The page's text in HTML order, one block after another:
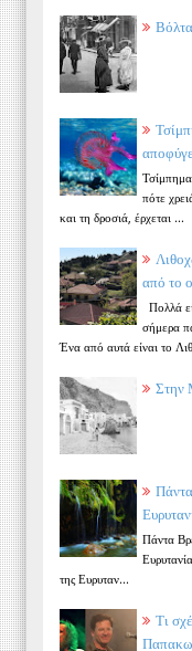
πότε
και τη δροσιά, έρχεται ...
από το
Πολλά
σήμερα
Ένα από αυτά είναι το
Στην
Πάντα
της Ευρυταν...
Τι